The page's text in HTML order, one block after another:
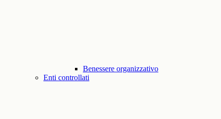
Benessere organizzativo
Enti controllati